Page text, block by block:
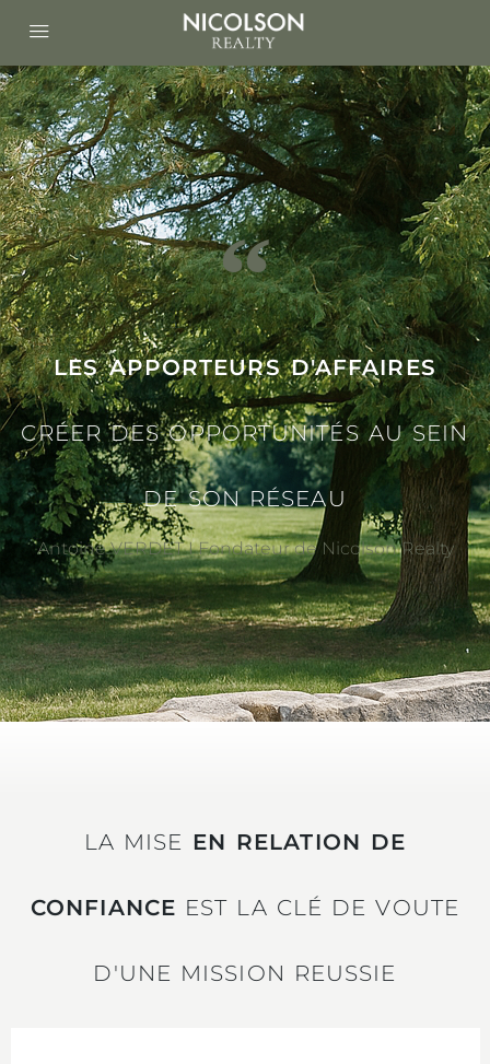
LES APPORTEURS D'AFFAIRES
CRÉER DES OPPORTUNITÉS AU SEIN
DE SON RÉSEAU
Antoine VERDET I Fondateur de Nicolson Realty
LA MISE EN RELATION DE
CONFIANCE EST LA CLÉ DE VOUTE
D'UNE MISSION REUSSIE